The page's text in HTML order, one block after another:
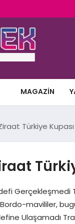
MAGAZIN
Türkiye
mavililer,
Ulaşamadı